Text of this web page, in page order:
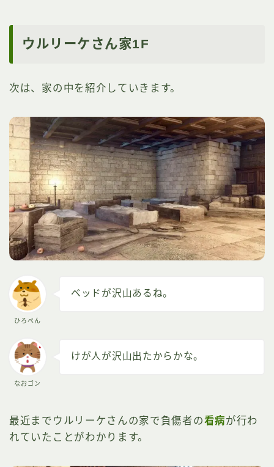
ウルリーケさん家1F
次は、家の中を紹介していきます。
ひろぺん
ベッドが沢山あるね。
なおゴン
けが人が沢山出たからかな。
最近までウルリーケさんの家で負傷者の看病が行わ
れていたことがわかります。